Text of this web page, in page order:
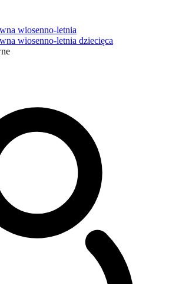
wiosenno-letnia
wiosenno-letnia dziecięca